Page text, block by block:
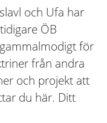
och Ufa har
ÖB
för
från andra
och projekt att
du här. Ditt